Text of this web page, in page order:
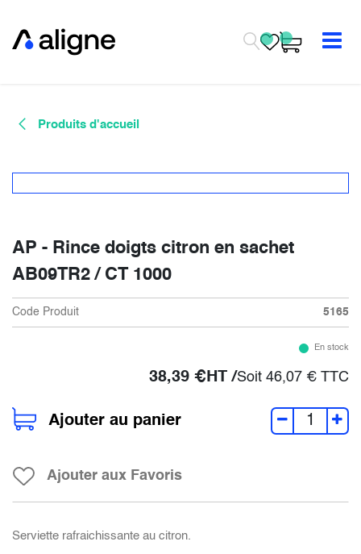
Produits d'accueil
AP - Rince doigts citron en sachet
AB09TR2 / CT 1000
Code Produit 5165
En stock
38,39 €HT /Soit 46,07 € TTC
Ajouter au panier
Ajouter aux Favoris
Serviette rafraichissante au citron.